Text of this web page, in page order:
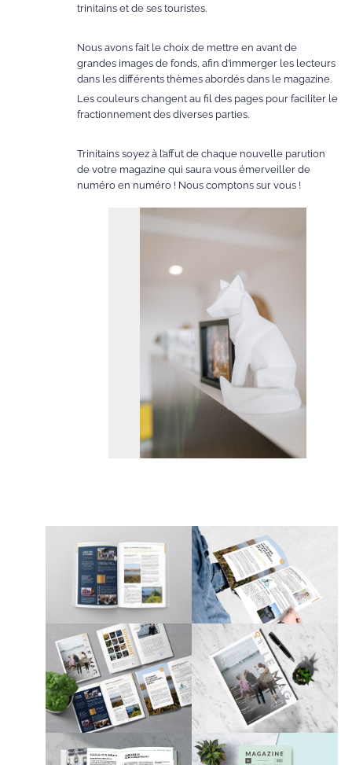
trinitains et de ses touristes.
Nous avons fait le choix de mettre en avant de
grandes images de fonds, afin d’immerger les lecteurs
dans les différents thèmes abordés dans le magazine.
Les couleurs changent au fil des pages pour faciliter le
fractionnement des diverses parties.
Trinitains soyez à l’affut de chaque nouvelle parution
de votre magazine qui saura vous émerveiller de
numéro en numéro ! Nous comptons sur vous !